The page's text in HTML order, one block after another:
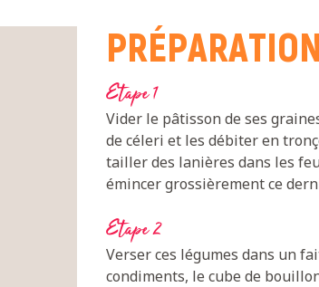
PRÉPARATION
Etape 1
Vider le pâtisson de ses
de céleri et les débiter en
tailler des lanières dans les
émincer grossièrement ce
Etape 2
Verser ces légumes dans un
condiments, le cube de